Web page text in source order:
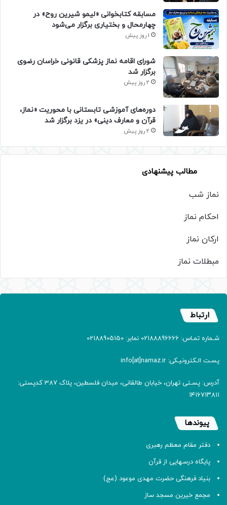
مسابقه کتابخوانی «لیمو شیرین روح» در
چهارمحال و بختیاری برگزار می‌شود
1 روز پیش
شورای اقامه نماز پزشکی قانونی خراسان رضوی
برگزار شد
2 روز پیش
دوره‌های آموزشی تابستانی با محوریت «نماز،
قرآن و معارف دینی» در یزد برگزار شد
2 روز پیش
مطالب پیشنهادی
نماز شب
احکام نماز
ارکان نماز
مبطلات نماز
ارتباط
شـماره تمـاس: 02188896666 نمابر: 02188905150
پسـت الـکترونیـکی: info[at]namaz.ir
آدرس: پسـتی تهران، خیابان طالقانی، میدان فلسطین، پلاک 387 کدپستی:
۱۴۱۶۷۱۳۸۱۱
پیوندها
دفتر مقام معظم رهبری
پایگاه درسهایی از قرآن
بنیاد فرهنگی حضرت مهدی موعود (عج)
مجمع خیرین مسجد ساز